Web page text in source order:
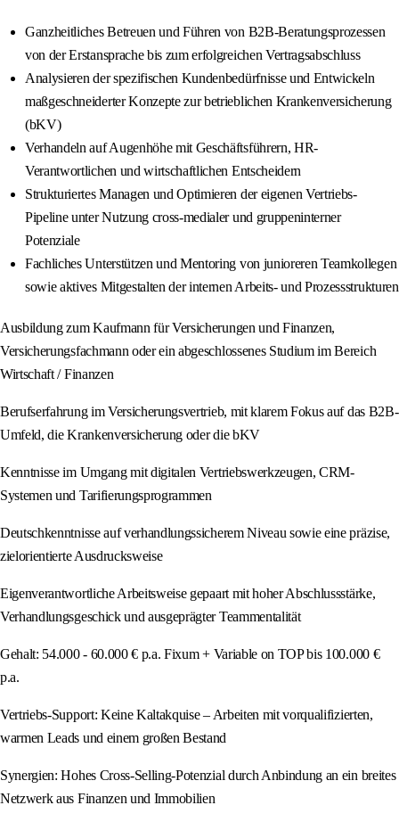
Ganzheitliches Betreuen und Führen von B2B-Beratungsprozessen
von der Erstansprache bis zum erfolgreichen Vertragsabschluss
Analysieren der spezifischen Kundenbedürfnisse und Entwickeln
maßgeschneiderter Konzepte zur betrieblichen Krankenversicherung
(bKV)
Verhandeln auf Augenhöhe mit Geschäftsführern, HR-
Verantwortlichen und wirtschaftlichen Entscheidern
Strukturiertes Managen und Optimieren der eigenen Vertriebs-
Pipeline unter Nutzung cross-medialer und gruppeninterner
Potenziale
Fachliches Unterstützen und Mentoring von junioreren Teamkollegen
sowie aktives Mitgestalten der internen Arbeits- und Prozessstrukturen
Ausbildung zum Kaufmann für Versicherungen und Finanzen,
Versicherungsfachmann oder ein abgeschlossenes Studium im Bereich
Wirtschaft / Finanzen
Berufserfahrung im Versicherungsvertrieb, mit klarem Fokus auf das B2B-
Umfeld, die Krankenversicherung oder die bKV
Kenntnisse im Umgang mit digitalen Vertriebswerkzeugen, CRM-
Systemen und Tarifierungsprogrammen
Deutschkenntnisse auf verhandlungssicherem Niveau sowie eine präzise,
zielorientierte Ausdrucksweise
Eigenverantwortliche Arbeitsweise gepaart mit hoher Abschlussstärke,
Verhandlungsgeschick und ausgeprägter Teammentalität
Gehalt: 54.000 - 60.000 € p.a. Fixum + Variable on TOP bis 100.000 €
p.a.
Vertriebs-Support: Keine Kaltakquise – Arbeiten mit vorqualifizierten,
warmen Leads und einem großen Bestand
Synergien: Hohes Cross-Selling-Potenzial durch Anbindung an ein breites
Netzwerk aus Finanzen und Immobilien